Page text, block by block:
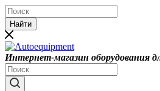
Найти
Интернет-магазин оборудования